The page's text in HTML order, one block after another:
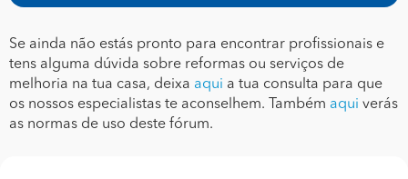
Se ainda não estás pronto para encontrar profissionais e
tens alguma dúvida sobre reformas ou serviços de
melhoria na tua casa, deixa aqui a tua consulta para que
os nossos especialistas te aconselhem. Também aqui verás
as normas de uso deste fórum.